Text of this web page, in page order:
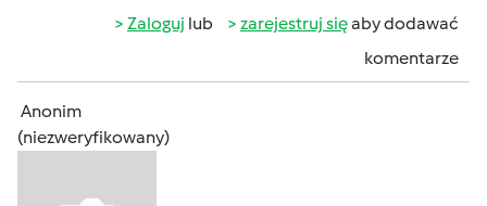
Zaloguj lub zarejestruj sięaby dodawać
komentarze
Anonim
(niezweryfikowany)